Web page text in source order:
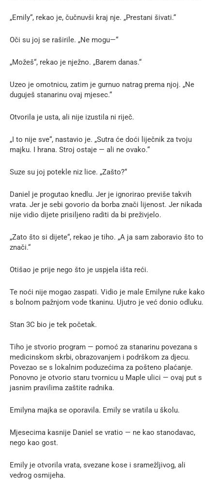
„Emily“, rekao je, čučnuvši kraj nje. „Prestani šivati.“
Oči su joj se raširile. „Ne mogu—“
„Možeš“, rekao je nježno. „Barem danas.“
Uzeo je omotnicu, zatim je gurnuo natrag prema njoj. „Ne
duguješ stanarinu ovaj mjesec.“
Otvorila je usta, ali nije izustila ni riječ.
„I to nije sve“, nastavio je. „Sutra će doći liječnik za tvoju
majku. I hrana. Stroj ostaje — ali ne ovako.“
Suze su joj potekle niz lice. „Zašto?“
Daniel je progutao knedlu. Jer je ignorirao previše takvih
vrata. Jer je sebi govorio da borba znači lijenost. Jer nikada
nije vidio dijete prisiljeno raditi da bi preživjelo.
„Zato što si dijete“, rekao je tiho. „A ja sam zaboravio što to
znači.“
Otišao je prije nego što je uspjela išta reći.
Te noći nije mogao zaspati. Vidio je male Emilyne ruke kako
s bolnom pažnjom vode tkaninu. Ujutro je već donio odluku.
Stan 3C bio je tek početak.
Tiho je stvorio program — pomoć za stanarinu povezana s
medicinskom skrbi, obrazovanjem i podrškom za djecu.
Povezao se s lokalnim poduzećima za pošteno plaćanje.
Ponovno je otvorio staru tvornicu u Maple ulici — ovaj put s
jasnim pravilima zaštite radnika.
Emilyna majka se oporavila. Emily se vratila u školu.
Mjesecima kasnije Daniel se vratio — ne kao stanodavac,
nego kao gost.
Emily je otvorila vrata, svezane kose i sramežljivog, ali
vedrog osmijeha.